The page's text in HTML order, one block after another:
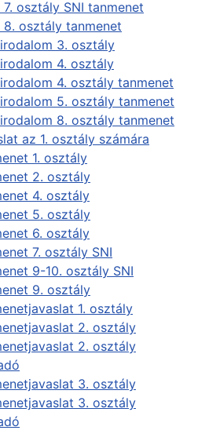
osztály SNI tanmenet
osztály tanmenet
3. osztály
4. osztály
4. osztály tanmenet
5. osztály tanmenet
8. osztály tanmenet
az 1. osztály számára
1. osztály
2. osztály
4. osztály
5. osztály
6. osztály
7. osztály SNI
9-10. osztály SNI
9. osztály
1. osztály
2. osztály
2. osztály
3. osztály
3. osztály